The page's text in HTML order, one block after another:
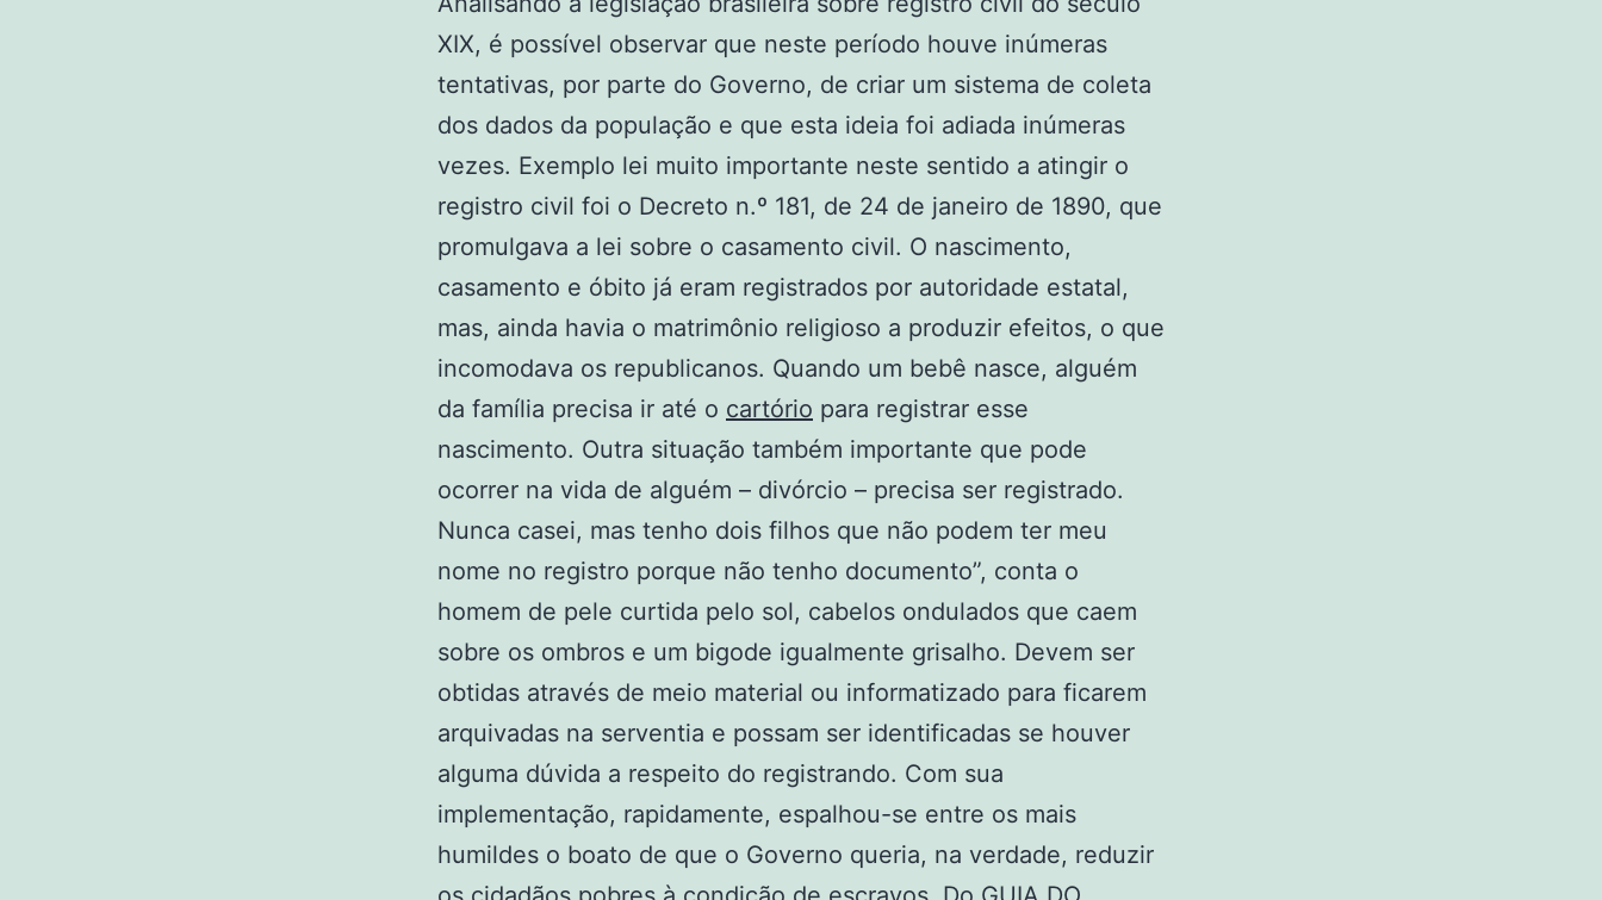
XIX, é possível observar que neste período houve inúmeras
tentativas, por parte do Governo, de criar um sistema de coleta
dos dados da população e que esta ideia foi adiada inúmeras
vezes. Exemplo lei muito importante neste sentido a atingir o
registro civil foi o Decreto n.º 181, de 24 de janeiro de 1890, que
promulgava a lei sobre o casamento civil. O nascimento,
casamento e óbito já eram registrados por autoridade estatal,
mas, ainda havia o matrimônio religioso a produzir efeitos, o que
incomodava os republicanos. Quando um bebê nasce, alguém
da família precisa ir até o cartório para registrar esse
nascimento. Outra situação também importante que pode
ocorrer na vida de alguém – divórcio – precisa ser registrado.
Nunca casei, mas tenho dois filhos que não podem ter meu
nome no registro porque não tenho documento”, conta o
homem de pele curtida pelo sol, cabelos ondulados que caem
sobre os ombros e um bigode igualmente grisalho. Devem ser
obtidas através de meio material ou informatizado para ficarem
arquivadas na serventia e possam ser identificadas se houver
alguma dúvida a respeito do registrando. Com sua
implementação, rapidamente, espalhou-se entre os mais
humildes o boato de que o Governo queria, na verdade, reduzir